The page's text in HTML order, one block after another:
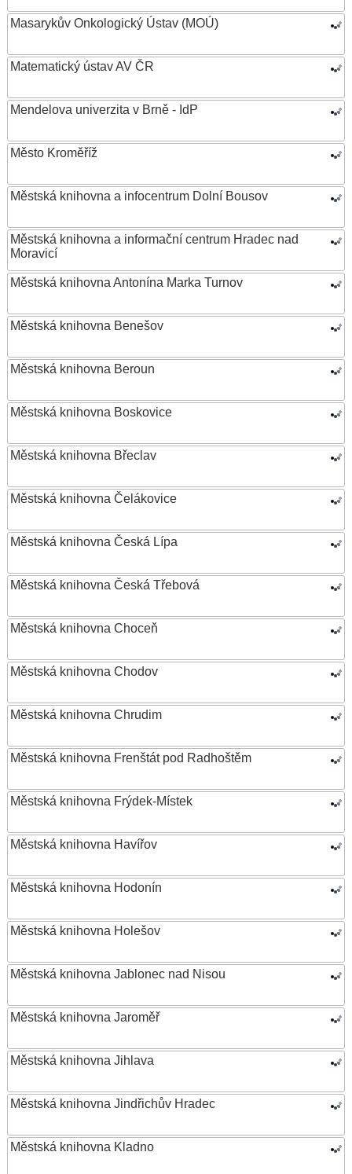
Masarykův Onkologický Ústav (MOÚ)
Matematický ústav AV ČR
Mendelova univerzita v Brně - IdP
Město Kroměříž
Městská knihovna a infocentrum Dolní Bousov
Městská knihovna a informační centrum Hradec nad
Moravicí
Městská knihovna Antonína Marka Turnov
Městská knihovna Benešov
Městská knihovna Beroun
Městská knihovna Boskovice
Městská knihovna Břeclav
Městská knihovna Čelákovice
Městská knihovna Česká Lípa
Městská knihovna Česká Třebová
Městská knihovna Choceň
Městská knihovna Chodov
Městská knihovna Chrudim
Městská knihovna Frenštát pod Radhoštěm
Městská knihovna Frýdek-Místek
Městská knihovna Havířov
Městská knihovna Hodonín
Městská knihovna Holešov
Městská knihovna Jablonec nad Nisou
Městská knihovna Jaroměř
Městská knihovna Jihlava
Městská knihovna Jindřichův Hradec
Městská knihovna Kladno